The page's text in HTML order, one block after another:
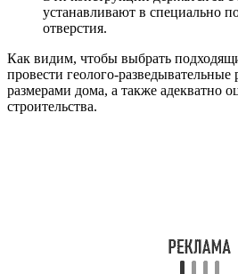
устанавливают в специально
отверстия.
Как видим, чтобы выбрать
провести геолого-разведывательные
размерами дома, а также адекватно
строительства.